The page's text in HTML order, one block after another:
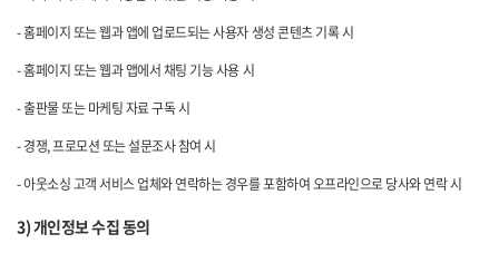
- 홈페이지 또는 웹과 앱에 업로드되는 사용자 생성 콘텐츠 기록 시
- 홈페이지 또는 웹과 앱에서 채팅 기능 사용 시
- 출판물 또는 마케팅 자료 구독 시
- 경쟁, 프로모션 또는 설문조사 참여 시
- 아웃소싱 고객 서비스 업체와 연락하는 경우를 포함하여 오프라인으로 당사와 연락 시
3) 개인정보 수집 동의